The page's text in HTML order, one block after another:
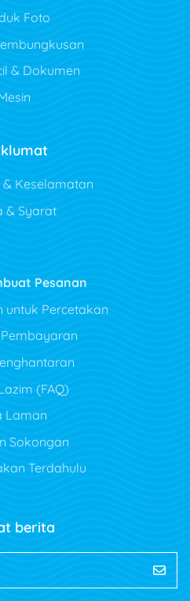
Foto
& Dokumen
& Keselamatan
& Syarat
Pesanan
untuk Percetakan
(FAQ)
Laman
Sokongan
Terdahulu
berita